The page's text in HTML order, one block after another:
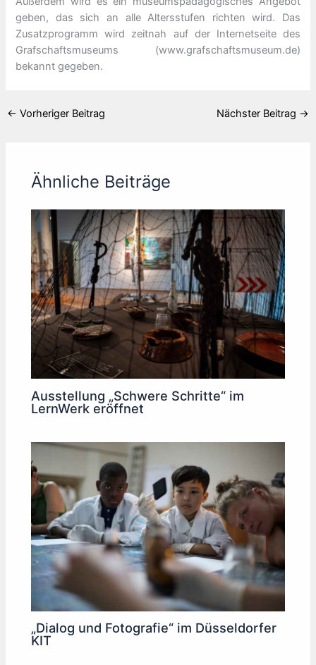
geben, das sich an alle Altersstufen richten wird. Das
Zusatzprogramm wird zeitnah auf der Internetseite des
Grafschaftsmuseums (www.grafschaftsmuseum.de)
bekannt gegeben.
← Vorheriger Beitrag Nächster Beitrag →
Ähnliche Beiträge
Ausstellung „Schwere Schritte“ im
LernWerk eröffnet
„Dialog und Fotografie“ im Düsseldorfer
KIT